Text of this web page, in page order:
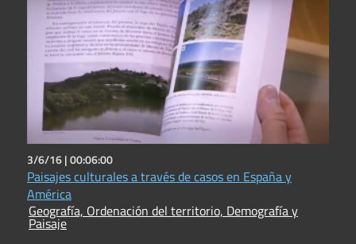
3/6/16 |00:06:00
Paisajes culturales a través de casos en España y
América
Geografía, Ordenación del territorio, Demografía y
Paisaje